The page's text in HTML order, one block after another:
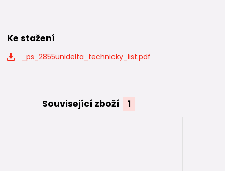
Ke stažení
_ps_2855unidelta_technicky_list.pdf
Související zboží 1